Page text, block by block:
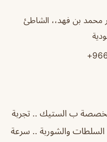
محمد بن فهد،، الشاطئ
ب الستيك .. تجربة
السلطات والشوربة .. سرعة